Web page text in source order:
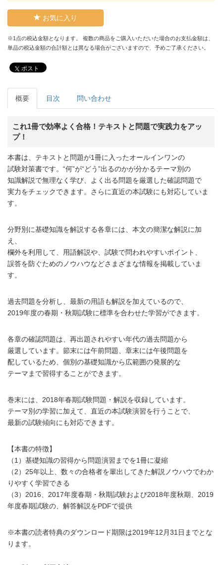
お気に入り
※1点の税込金額となります。 複数の商品をご購入いただいた場合のお支払金額は、
単品の税込金額の合計額とは異なる場合がございますので、予めご了承ください。
ポスト
概要 目次 問い合わせ
これ1冊で効率よく合格！テキストと問題で実践力をアッ
プ！
本書は、テキストと問題が1冊に入ったオールインワンの
試験対策書です。“何”が“どう”出るのかが分かるテーマ別の
知識解説で無理なく学び、よく出る問題を厳選した確認問題で
実力をチェックできます。さらに直近の本試験にも対応していま
す。
分野別に基礎知識を解説する各章には、本文の簡潔な解説に加
え、
欄外を利用して、用語解説や、試験で問われやすいポイント、
誤答を防ぐためのノウハウなどさまざまな情報を掲載していま
す。
過去問題を分析し、最新の用語も解説を加えているので、
2019年度の春期・秋期試験に標準を合わせた学習ができます。
各章の確認問題は、再出題されやすい年代の過去問題から
厳選しています。節末には午前問題、章末には午後問題を
配しているため、個別の基礎知識から広範囲の発展的な
テーマまで習得することができます。
巻末には、2018年春期試験問題・解説を収録しています。
テーマ別の学習に加えて、直近の本試験演習を行うことで、
最新の試験傾向にも対応できます。
【本書の特徴】
（1）基礎知識の習得から問題演習までを1冊に凝縮
（2）25年以上、数々の合格者を輩出してきた解説ノウハウでわか
りやすく学習できる
（3）2016、2017年度春期・秋期試験および2018年度秋期、2019
年度春期試験の、解答解説をPDFで提供
※本書の読者特典のダウンロード期限は2019年12月31日までとな
ります。